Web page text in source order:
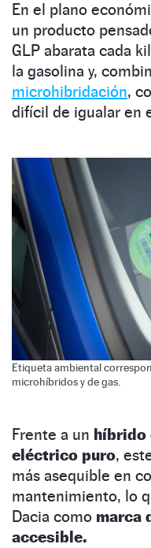
En el plano
un producto
GLP abarata cada
la gasolina y,
microhibridación,
difícil de igualar en
Etiqueta ambiental
microhíbridos y de gas.
Frente a un híbrido
eléctrico puro,
más asequible en
mantenimiento, lo
Dacia como marca
accesible.